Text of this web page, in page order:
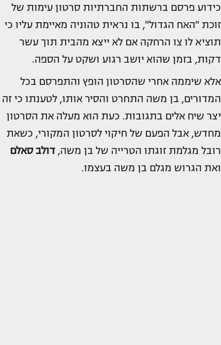
כידוע פרסם ברשתות החברתיות סרטון עימות של
זוכת "האח הגדול", בו נראית טהוניה מאיימת עליו כי
תוציא לו צו הרחקה אם לא ייצא מהבית תוך עשר
דקות, בזמן שהוא יושב רגוע ושקט על הספה.
אלא שיממה אחרי שהסרטון הופץ והתפרסם בכל
המדורים, בן משה התחרט והסיר אותו, לטענתו כי זה
יצר שיח אלים בתגובות. כעת הוא מעלה את הסרטון
מחדש, אבל הפעם של חיקוי לסרטון המקורי, כשאת
רובל מגלמת זוגתו הטרייה של בן משה, דולב סאלם
ואת הגרוש מגלם בן משה בעצמו.